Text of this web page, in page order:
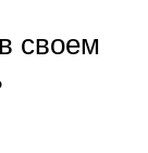
своем